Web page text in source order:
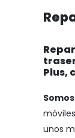
Plus,
unos